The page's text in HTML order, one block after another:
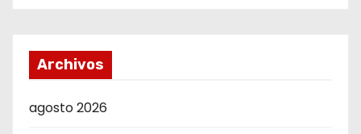
Archivos
agosto 2026